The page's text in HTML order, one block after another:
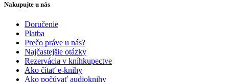
Nakupujte u nás
Doručenie
Platba
Prečo práve u nás?
Najčastejšie otázky
Rezervácia v kníhkupectve
Ako čítať e-knihy
Ako počúvať audioknihy